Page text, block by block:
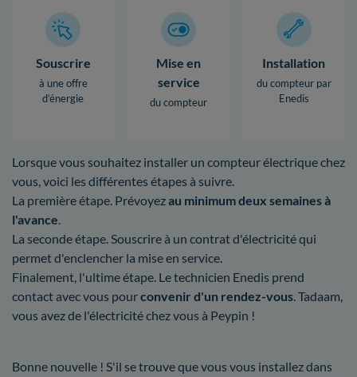
Souscrire
à une offre
d’énergie
Mise en
service
du compteur
Installation
du compteur par
Enedis
Lorsque vous souhaitez installer un compteur électrique chez
vous, voici les différentes étapes à suivre.
La première étape. Prévoyezau minimum deux semaines à
l'avance.
La seconde étape. Souscrire à un contrat d'électricité qui
permet d'enclencher la mise en service.
Finalement, l'ultime étape. Le technicien Enedis prend
contact avec vous pourconvenir d'un rendez-vous. Tadaam,
vous avez de l'électricité chez vous à Peypin !
Bonne nouvelle ! S'il se trouve que vous vous installez dans